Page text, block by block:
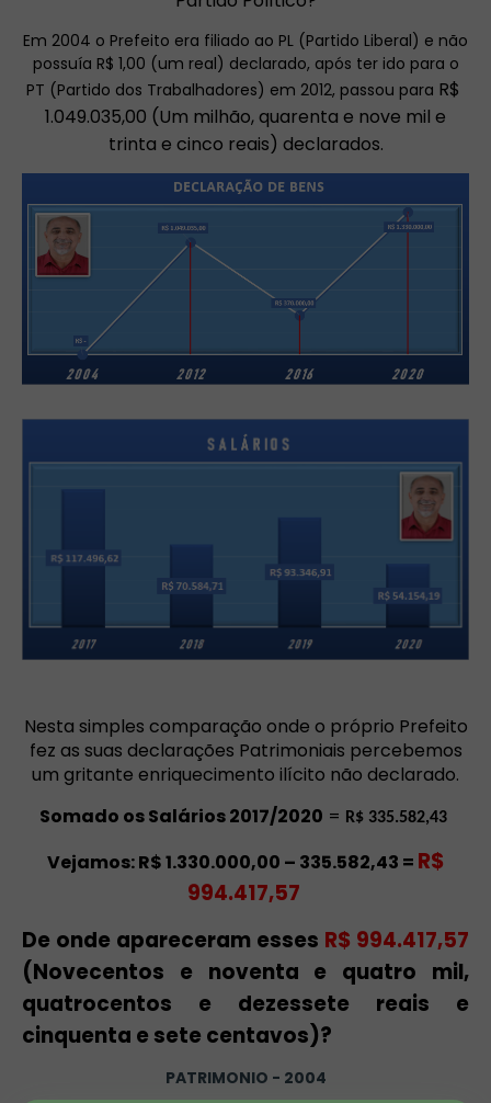
Em 2004 o Prefeito era filiado ao PL (Partido Liberal) e não
possuía R$ 1,00 (um real) declarado, após ter ido para o
PT (Partido dos Trabalhadores) em 2012, passou para R$
1.049.035,00 (Um milhão, quarenta e nove mil e
trinta e cinco reais) declarados.
Nesta simples comparação onde o próprio Prefeito
fez as suas declarações Patrimoniais percebemos
um gritante enriquecimento ilícito não declarado.
Somado os Salários 2017/2020 = R$ 335.582,43
Vejamos: R$ 1.330.000,00 – 335.582,43 = R$
994.417,57
De onde apareceram esses R$ 994.417,57
(Novecentos e noventa e quatro mil,
quatrocentos e dezessete reais e
cinquenta e sete centavos)?
PATRIMONIO - 2004